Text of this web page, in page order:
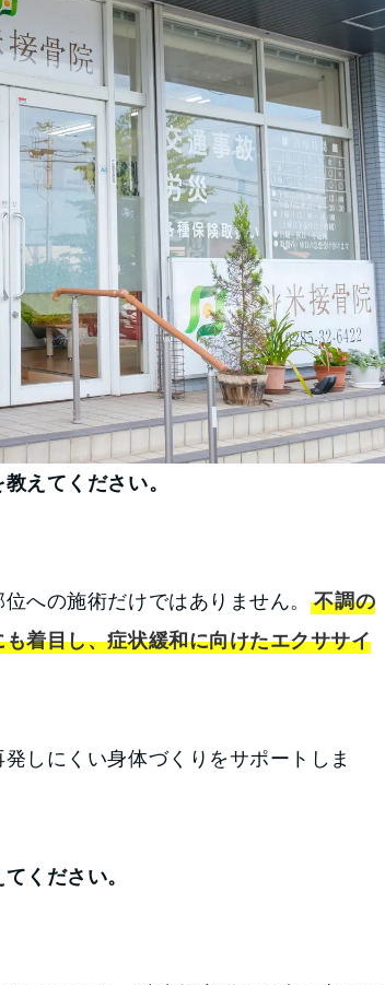
えてください。
への施術だけではありません。
不調の
着目し、症状緩和に向けたエクササイ
しにくい身体づくりをサポートしま
ください。